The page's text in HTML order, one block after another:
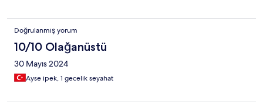
Doğrulanmış yorum
10/10 Olağanüstü
30 Mayıs 2024
Ayse ipek, 1 gecelik seyahat